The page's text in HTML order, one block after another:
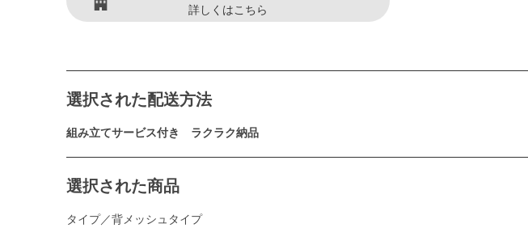
詳しくはこちら
選択された配送方法
組み立てサービス付き ラクラク納品
選択された商品
タイプ／背メッシュタイプ